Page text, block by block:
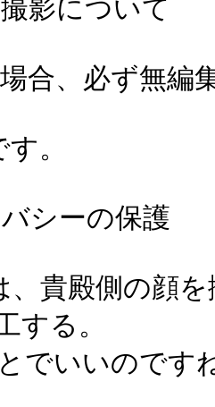
影について
合、必ず無
。
シーの保護
貴殿側の顔を
する。
でいいのです